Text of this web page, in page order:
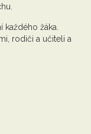
žáka.
rodiči a učiteli a